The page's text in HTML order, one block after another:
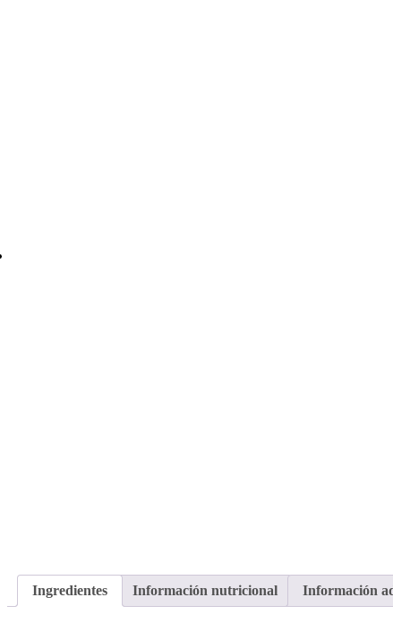
Ingredientes Información nutricional Información